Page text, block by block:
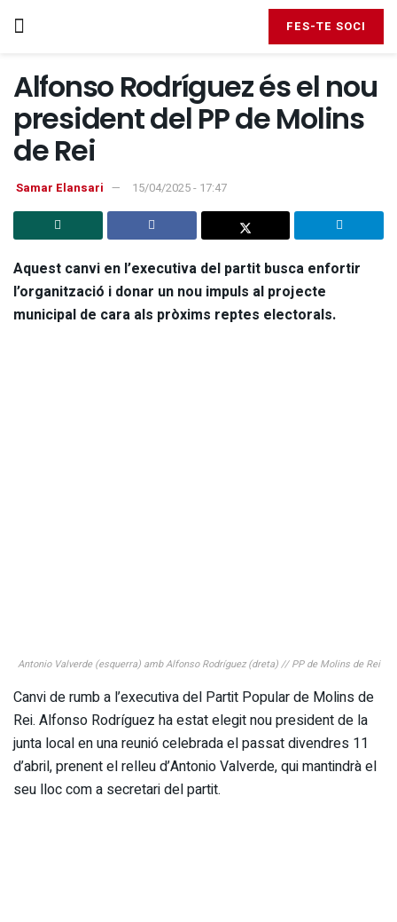
FES-TE SOCI
Alfonso Rodríguez és el nou
president del PP de Molins
de Rei
Samar Elansari 15/04/2025 - 17:47
Aquest canvi en l’executiva del partit busca enfortir
l’organització i donar un nou impuls al projecte
municipal de cara als pròxims reptes electorals.
Antonio Valverde (esquerra) amb Alfonso Rodríguez (dreta) // PP de Molins de Rei
Canvi de rumb a l’executiva del Partit Popular de Molins de
Rei. Alfonso Rodríguez ha estat elegit nou president de la
junta local en una reunió celebrada el passat divendres 11
d’abril, prenent el relleu d’Antonio Valverde, qui mantindrà el
seu lloc com a secretari del partit.